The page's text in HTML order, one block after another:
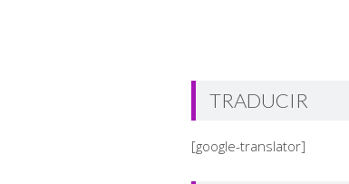
TRADUCIR
[google-translator]